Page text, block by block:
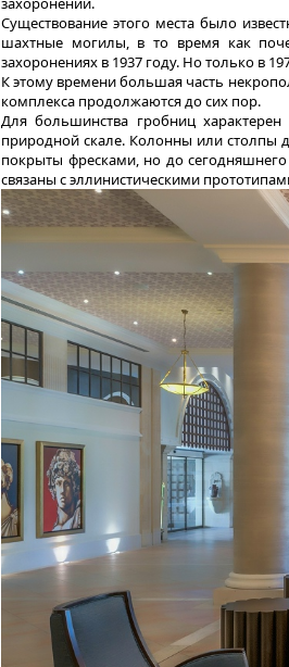
Существование этого места было
шахтные могилы, в то время как
захоронениях в 1937 году. Но только в
К этому времени большая часть
комплекса продолжаются до сих пор.
Для большинства гробниц
природной скале. Колонны или столпы
покрыты фресками, но до
связаны с эллинистическими